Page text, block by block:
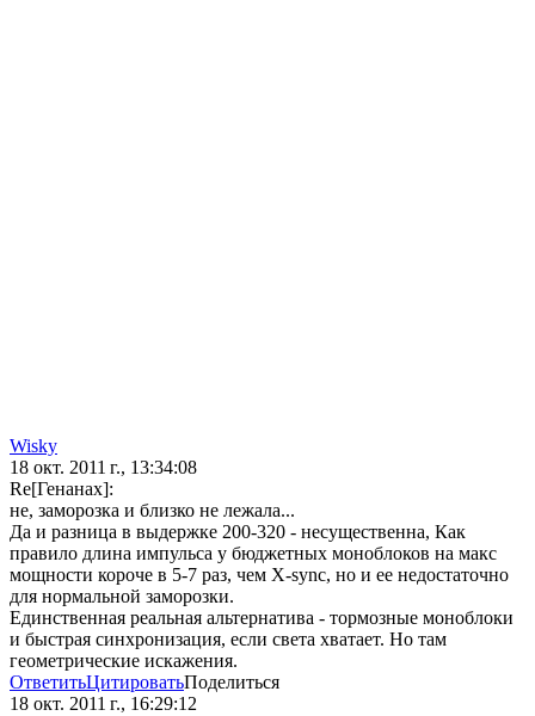
Wisky
18 окт. 2011 г., 13:34:08
Re[Генанах]:
не, заморозка и близко не лежала...
Да и разница в выдержке 200-320 - несущественна, Как
правило длина импульса у бюджетных моноблоков на макс
мощности короче в 5-7 раз, чем Х-sync, но и ее недостаточно
для нормальной заморозки.
Единственная реальная альтернатива - тормозные моноблоки
и быстрая синхронизация, если света хватает. Но там
геометрические искажения.
ОтветитьЦитироватьПоделиться
18 окт. 2011 г., 16:29:12